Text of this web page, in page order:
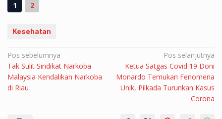
1
2
Kesehatan
Navigasi
pos
Pos sebelumnya
Tak Sulit Sindikat Narkoba
Malaysia Kendalikan Narkoba
di Riau
Pos selanjutnya
Ketua Satgas Covid 19 Doni
Monardo Temukan Fenomena
Unik, Pilkada Turunkan Kasus
Corona